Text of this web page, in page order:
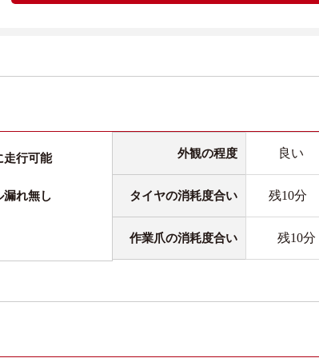
走行可能
漏れ無し
外観の程度 良い
タイヤの消耗度合い 残10分
作業爪の消耗度合い 残10分